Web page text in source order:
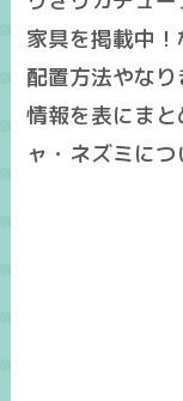
家具を掲載中
配置方法やな
情報を表にま
ャ・ネズミに